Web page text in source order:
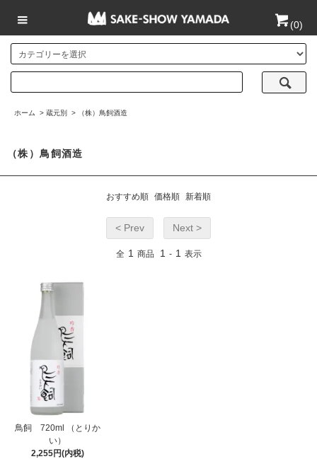
(0)
ホーム > 蔵元別 > （株）鳥飼酒造
（株）鳥飼酒造
おすすめ順 価格順 新着順
< Prev Next >
全 1 商品 1 - 1 表示
鳥飼 720ml （とりか
い）
2,255円(内税)